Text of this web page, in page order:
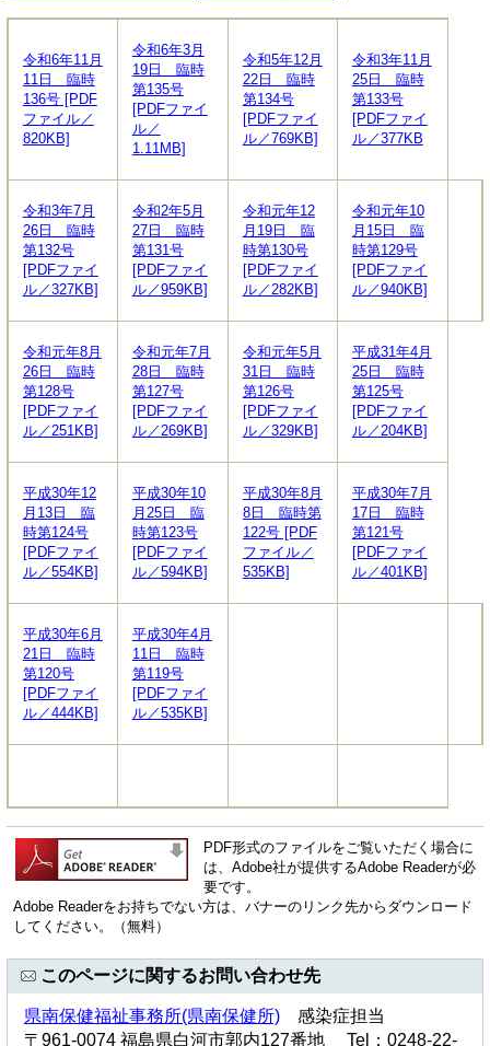
令和6年11月
11日 臨時
136号 [PDF
ファイル／
820KB]
令和6年3月
19日 臨時
第135号
[PDFファイ
ル／
1.11MB]
令和5年12月
22日 臨時
第134号
[PDFファイ
ル／769KB]
令和3年11月
25日 臨時
第133号
[PDFファイ
ル／377KB
令和3年7月
26日 臨時
第132号
[PDFファイ
ル／327KB]
令和2年5月
27日 臨時
第131号
[PDFファイ
ル／959KB]
令和元年12
月19日 臨
時第130号
[PDFファイ
ル／282KB]
令和元年10
月15日 臨
時第129号
[PDFファイ
ル／940KB]
令和元年8月
26日 臨時
第128号
[PDFファイ
ル／251KB]
令和元年7月
28日 臨時
第127号
[PDFファイ
ル／269KB]
令和元年5月
31日 臨時
第126号
[PDFファイ
ル／329KB]
平成31年4月
25日 臨時
第125号
[PDFファイ
ル／204KB]
平成30年12
月13日 臨
時第124号
[PDFファイ
ル／554KB]
平成30年10
月25日 臨
時第123号
[PDFファイ
ル／594KB]
平成30年8月
8日 臨時第
122号 [PDF
ファイル／
535KB]
平成30年7月
17日 臨時
第121号
[PDFファイ
ル／401KB]
平成30年6月
21日 臨時
第120号
[PDFファイ
ル／444KB]
平成30年4月
11日 臨時
第119号
[PDFファイ
ル／535KB]
PDF形式のファイルをご覧いただく場合に
は、Adobe社が提供するAdobe Readerが必
要です。
Adobe Readerをお持ちでない方は、バナーのリンク先からダウンロード
してください。（無料）
このページに関するお問い合わせ先
県南保健福祉事務所(県南保健所) 感染症担当
〒961-0074 福島県白河市郭内127番地 Tel：0248-22-